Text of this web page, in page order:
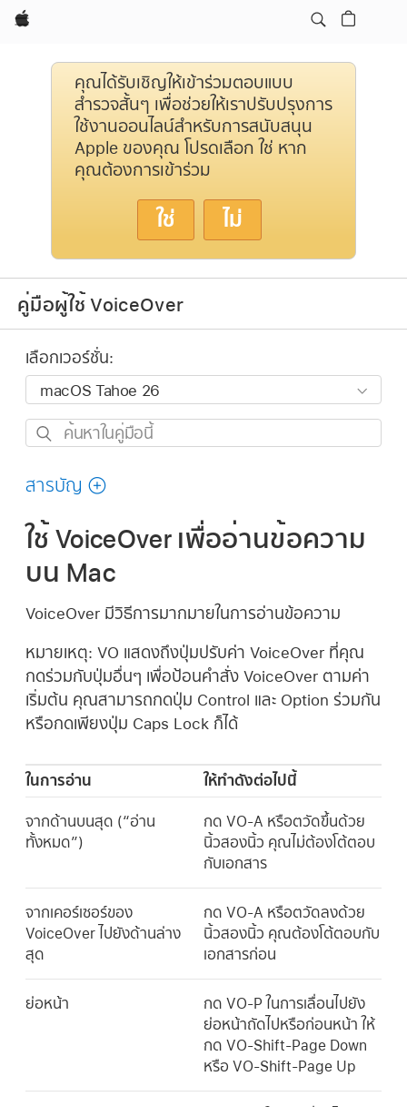
Apple
คุณได้รับเชิญให้เข้าร่วมตอบแบบ
สำรวจสั้นๆ เพื่อช่วยให้เราปรับปรุงการ
ใช้งานออนไลน์สำหรับการสนับสนุน
Apple ของคุณ โปรดเลือก ใช่ หาก
คุณต้องการเข้าร่วม
ใช่ ไม่
คู่มือผู้ใช้ VoiceOver
เลือกเวอร์ชั่น:
ค้นหา
คู่มือ
สารบัญ
ใช้ VoiceOver เพื่ออ่านข้อความ
บน Mac
VoiceOver มีวิธีการมากมายในการอ่านข้อความ
หมายเหตุ: VO แสดงถึงปุ่มปรับค่า VoiceOver ที่คุณ
กดร่วมกับปุ่มอื่นๆ เพื่อป้อนคำสั่ง VoiceOver ตามค่า
เริ่มต้น คุณสามารถกดปุ่ม Control และ Option ร่วมกัน
หรือกดเพียงปุ่ม Caps Lock ก็ได้
ในการอ่าน ให้ทำดังต่อไปนี้
จากด้านบนสุด (“อ่าน
ทั้งหมด”)
กด VO-A หรือตวัดขึ้นด้วย
นิ้วสองนิ้ว คุณไม่ต้องโต้ตอบ
กับเอกสาร
จากเคอร์เซอร์ของ
VoiceOver ไปยังด้านล่าง
สุด
กด VO-A หรือตวัดลงด้วย
นิ้วสองนิ้ว คุณต้องโต้ตอบกับ
เอกสารก่อน
ย่อหน้า
กด VO-P ในการเลื่อนไปยัง
ย่อหน้าถัดไปหรือก่อนหน้า ให้
กด VO-Shift-Page Down
หรือ VO-Shift-Page Up